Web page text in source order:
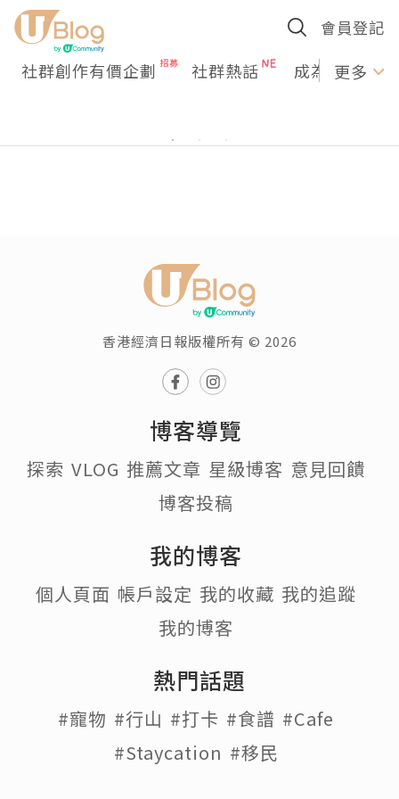
會員登記
社群創作有價企劃 社群熱話 成為U更多
香港經濟日報版權所有 © 2026
博客導覽
探索 VLOG 推薦文章 星級博客 意見回饋
博客投稿
我的博客
個人頁面 帳戶設定 我的收藏 我的追蹤
我的博客
熱門話題
#寵物 #行山 #打卡 #食譜 #Cafe
#Staycation #移民